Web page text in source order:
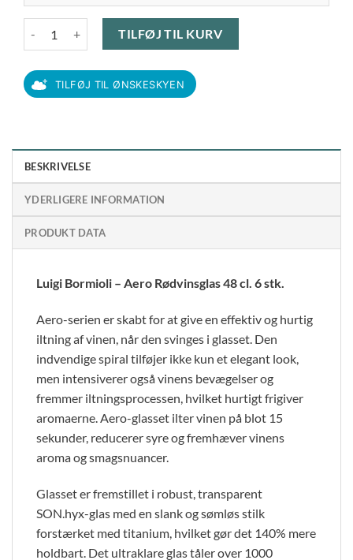
Luigi Bormioli - Aero Rødvinsglas 48 cl. 6 stk. antal
TILFØJ TIL KURV
TILFØJ TIL ØNSKESKYEN
BESKRIVELSE
YDERLIGERE INFORMATION
PRODUKT DATA
Luigi Bormioli – Aero Rødvinsglas 48 cl. 6 stk.
Aero-serien er skabt for at give en effektiv og hurtig
iltning af vinen, når den svinges i glasset. Den
indvendige spiral tilføjer ikke kun et elegant look,
men intensiverer også vinens bevægelser og
fremmer iltningsprocessen, hvilket hurtigt frigiver
aromaerne. Aero-glasset ilter vinen på blot 15
sekunder, reducerer syre og fremhæver vinens
aroma og smagsnuancer.
Glasset er fremstillet i robust, transparent
SON.hyx-glas med en slank og sømløs stilk
forstærket med titanium, hvilket gør det 140% mere
holdbart. Det ultraklare glas tåler over 1000